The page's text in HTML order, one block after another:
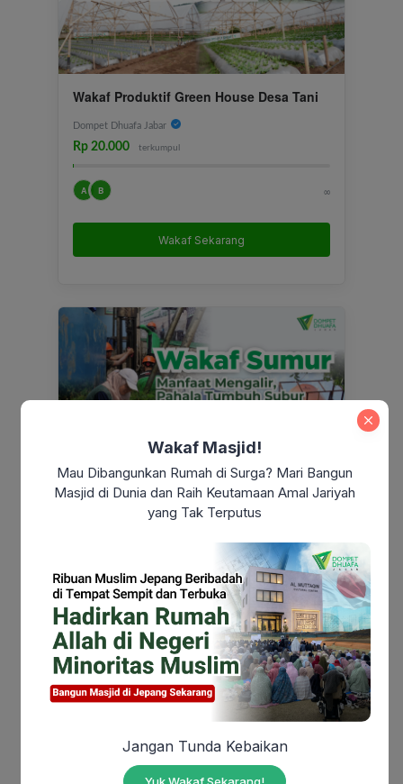
Wakaf Produktif Green House Desa Tani
Dompet Dhuafa Jabar
Rp 20.000 terkumpul
A B ∞
Wakaf Sekarang
Wakaf Sumur
Dompet Dhuafa Jabar
A F 7+ ∞
Wakaf Sekarang
Wakaf Masjid!
Mau Dibangunkan Rumah di Surga? Mari Bangun
Masjid di Dunia dan Raih Keutamaan Amal Jariyah
yang Tak Terputus
Jangan Tunda Kebaikan